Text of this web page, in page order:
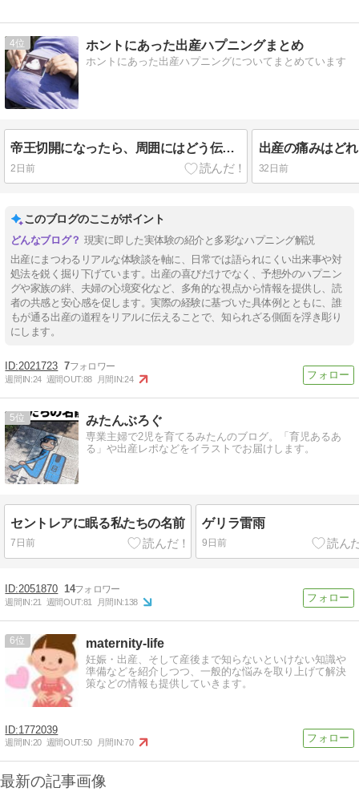
4 ホントにあった出産ハプニングまとめ
ホントにあった出産ハプニングについてまとめています
帝王切開になったら、周囲にはどう伝える？妊婦さんと家族が知っておきたいアナウンスのポイント
2日前 32日前
このブログのここがポイント
現実に即した実体験の紹介と多彩なハプニング解説
出産にまつわるリアルな体験談を軸に、日常では語られにくい出来事や対
処法を鋭く掘り下げています。出産の喜びだけでなく、予想外のハプニン
グや家族の絆、夫婦の心境変化など、多角的な視点から情報を提供し、読
者の共感と安心感を促します。実際の経験に基づいた具体例とともに、誰
もが通る出産の道程をリアルに伝えることで、知られざる側面を浮き彫り
にします。
2021723 7
週間IN:24 週間OUT:88 月間IN:24
5 みたんぶろぐ
専業主婦で2児を育てるみたんのブログ。「育児あるあ
る」や出産レポなどをイラストでお届けします。
セントレアに眠る私たちの名前
7日前
ゲリラ雷雨
9日前
2051870 14
週間IN:21 週間OUT:81 月間IN:138
6 maternity-life
妊娠・出産、そして産後まで知らないといけない知識や
準備などを紹介しつつ、一般的な悩みを取り上げて解決
策などの情報も提供していきます。
1772039
週間IN:20 週間OUT:50 月間IN:70
最新の記事画像